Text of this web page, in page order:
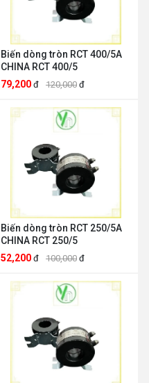
Biến dòng tròn RCT 400/5A
CHINA RCT 400/5
79,200 đ 120,000 đ
Biến dòng tròn RCT 250/5A
CHINA RCT 250/5
52,200 đ 100,000 đ